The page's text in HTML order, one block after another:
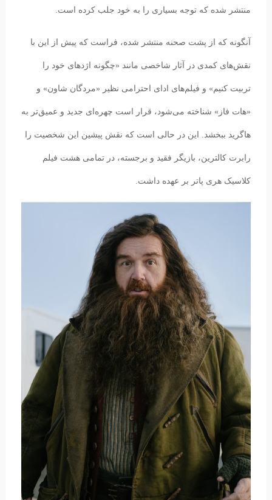
منتشر شده که توجه بسیاری را به خود جلب کرده است.
آنگونه که از پشت صحنه منتشر شده، فراست که پیش از این با
نقش‌های کمدی در آثار شاخصی مانند «چگونه اژدهای خود را
تربیت کنیم» و فیلم‌های ادای احترامی نظیر «مردگان شاون» و
«هات فاز» شناخته می‌شود، قرار است چهره‌ای جدید و عمیق‌تر به
هاگرید ببخشد. این در حالی است که نقش پیشین این شخصیت را
رابرت کالترین، بازیگر فقید و برجسته، در تمامی هشت فیلم
کلاسیک هری پاتر بر عهده داشت.